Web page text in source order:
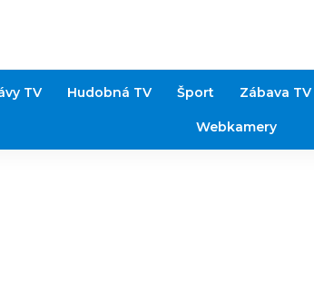
TV Hudobná TV Šport Zábava TV
Webkamery